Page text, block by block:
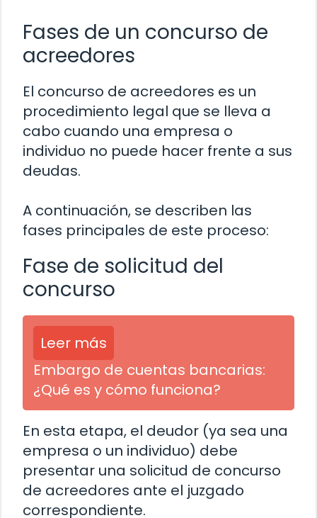
Fases de un concurso de
acreedores
El concurso de acreedores es un
procedimiento legal que se lleva a
cabo cuando una empresa o
individuo no puede hacer frente a sus
deudas.
A continuación, se describen las
fases principales de este proceso:
Fase de solicitud del
concurso
Leer más
Embargo de cuentas bancarias:
¿Qué es y cómo funciona?
En esta etapa, el deudor (ya sea una
empresa o un individuo) debe
presentar una solicitud de concurso
de acreedores ante el juzgado
correspondiente.